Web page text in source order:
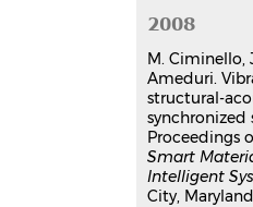
2008
M. Ciminello,
Ameduri.
structural-
Proceedings
Smart
Intelligent
City,